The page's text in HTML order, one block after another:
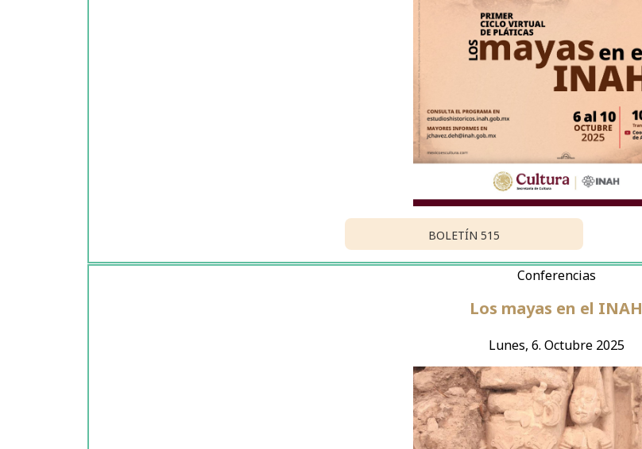
BOLETÍN 515
Lunes, 6. Octubre 2025
Los mayas en el INAH
Conferencias